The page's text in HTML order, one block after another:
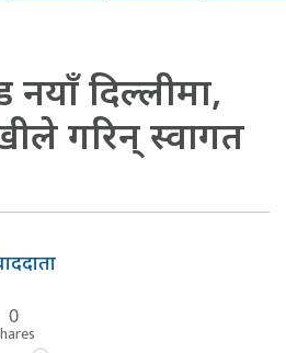
नयाँ दिल्लीमा,
गरिन् स्वागत
0